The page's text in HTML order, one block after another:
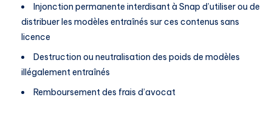
Injonction permanente interdisant à Snap d’utiliser ou de
distribuer les modèles entraînés sur ces contenus sans
licence
Destruction ou neutralisation des poids de modèles
illégalement entraînés
Remboursement des frais d’avocat